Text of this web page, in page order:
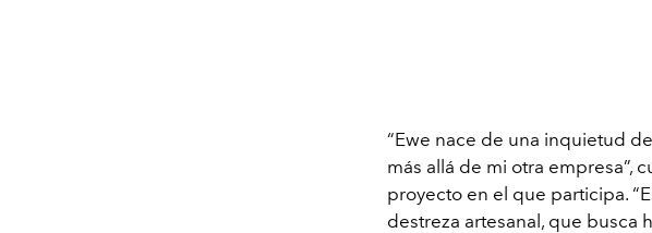
“Ewe nace de una inquietud
más allá de mi otra empresa”,
proyecto en el que participa.
destreza artesanal, que busca